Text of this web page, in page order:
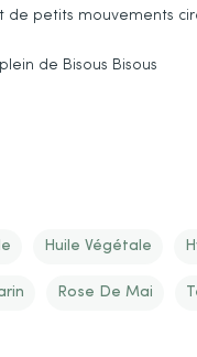
de petits mouvements
de Bisous Bisous
Huile Végétale
Rose De Mai